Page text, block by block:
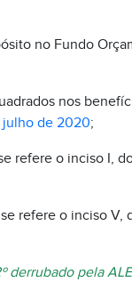
no Fundo
nos
julho de 2020;
refere o inciso I,
refere o inciso V,
derrubado pela